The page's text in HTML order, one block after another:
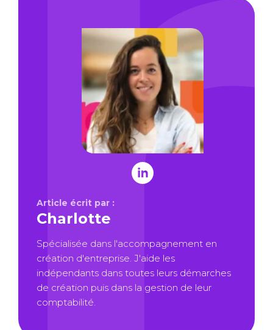
Article écrit par :
Charlotte
Spécialisée dans l'accompagnement en
création d'entreprise. J'aide les
indépendants dans toutes leurs démarches
de création puis dans la gestion de leur
comptabilité.